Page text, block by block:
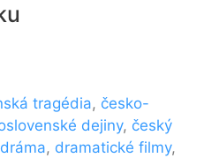
tragédia, česko-
dejiny, český
dráma, dramatické filmy,